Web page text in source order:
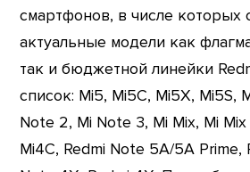
смартфонов, в числе которых
актуальные модели как
так и бюджетной линейки
список: Mi5, Mi5C, Mi5X, Mi5S,
Note 2, Mi Note 3, Mi Mix, Mi
Mi4C, Redmi Note 5A/5А Prime,